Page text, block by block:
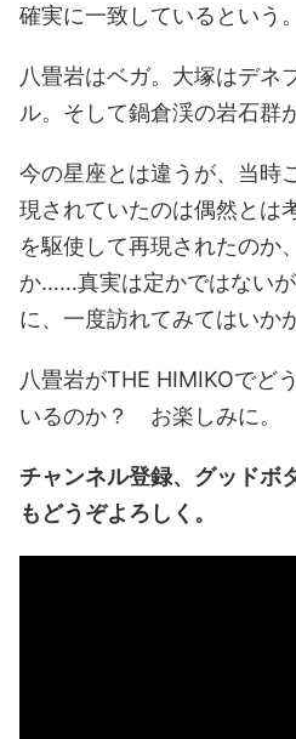
確実に一致しているという。
八畳岩はベガ。大塚はデネ
ル。そして鍋倉渓の岩石群
今の星座とは違うが、当時
現されていたのは偶然とは
を駆使して再現されたのか
か……真実は定かではない
に、一度訪れてみてはいか
八畳岩がTHE HIMIKOでど
いるのか？ お楽しみに。
チャンネル登録、グッドボ
もどうぞよろしく。